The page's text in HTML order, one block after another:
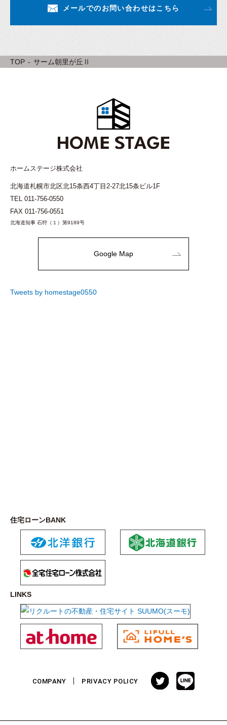
メールでのお問い合わせはこちら
TOP サーム朝里が丘Ⅱ
ホームステージ株式会社
北海道札幌市北区北15条西4丁目2-27北15条ビル1F
TEL 011-756-0550
FAX 011-756-0551
北海道知事 石狩（１）第9189号
Google Map
Tweets by homestage0550
住宅ローンBANK
LINKS
COMPANY PRIVACY POLICY